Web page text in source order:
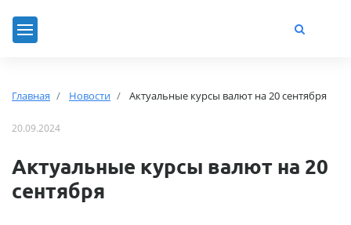
Главная Новости Актуальные курсы валют на 20 сентября
20.09.2024
Актуальные курсы валют на 20
сентября